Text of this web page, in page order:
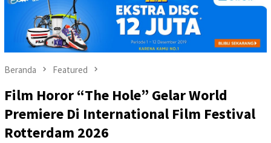
Beranda Featured
Film Horor “The Hole” Gelar World
Premiere Di International Film Festival
Rotterdam 2026